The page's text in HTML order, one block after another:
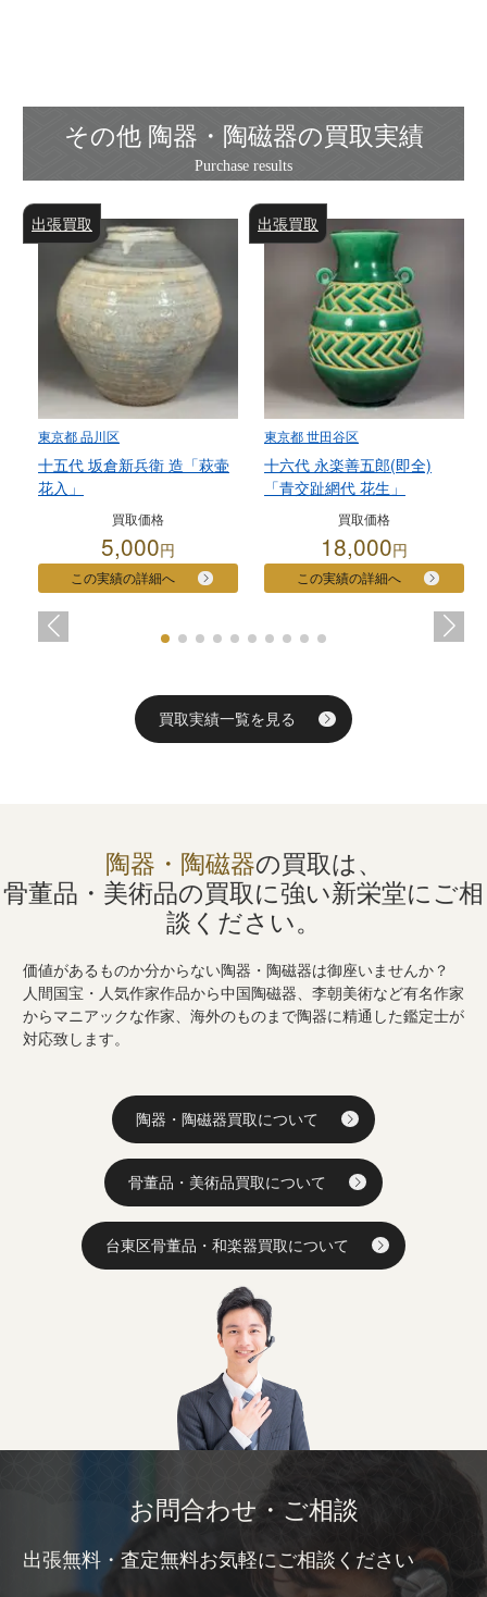
その他 陶器・陶磁器の買取実績
東京都 品川区
十五代 坂倉新兵衛 造「萩壷
花入」
買取価格
5,000円
この実績の詳細へ
出張買取
東京都 世田谷区
十六代 永楽善五郎(即全)
「青交趾網代 花生」
買取価格
18,000円
この実績の詳細へ
出張買取
買取実績一覧を見る
陶器・陶磁器の買取は、
骨董品・美術品の買取に強い新栄堂にご相
談ください。
価値があるものか分からない陶器・陶磁器は御座いませんか？
人間国宝・人気作家作品から中国陶磁器、李朝美術など有名作家
からマニアックな作家、海外のものまで陶器に精通した鑑定士が
対応致します。
陶器・陶磁器買取について
骨董品・美術品買取について
台東区骨董品・和楽器買取について
お問合わせ・ご相談
出張無料・査定無料お気軽にご相談ください